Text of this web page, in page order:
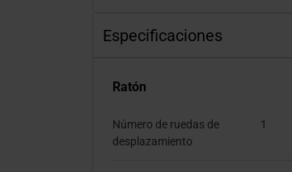
Especificaciones
Ratón
Número de ruedas de
desplazamiento
1